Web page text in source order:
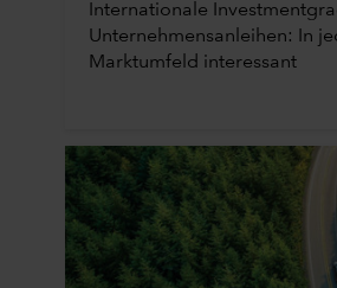
Internationale
Unternehmensanleihen: In
Marktumfeld interessant